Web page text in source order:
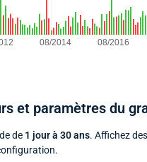
et paramètres du
de 1 jour à 30 ans. Affichez